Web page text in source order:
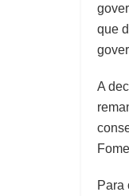
que
A
Para